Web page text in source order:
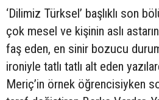
‘Dilimiz Türksel’ başlıklı son
çok mesel ve kişinin aslı
faş eden, en sinir bozucu
ironiyle tatlı tatlı alt eden
Meriç’in örnek öğrencisiyken